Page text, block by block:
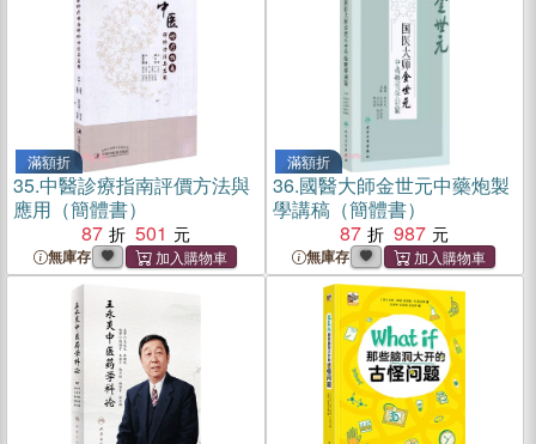
滿額折
35.中醫診療指南評價方法與
應用（簡體書）
87
501
無庫存
滿額折
36.國醫大師金世元中藥炮製
學講稿（簡體書）
87
987
無庫存